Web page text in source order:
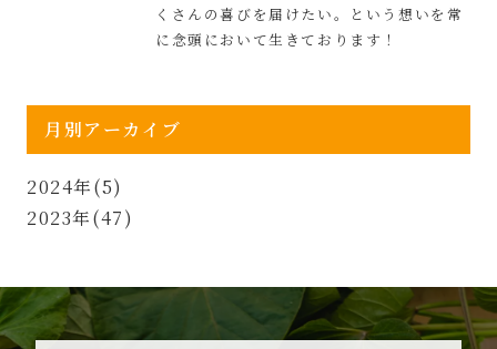
くさんの喜びを届けたい。という想いを常
に念頭において生きております！
月別アーカイブ
2024年(5)
2023年(47)